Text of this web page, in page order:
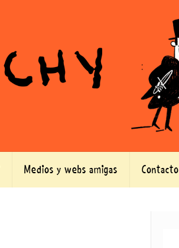
Medios y webs amigas Contacto